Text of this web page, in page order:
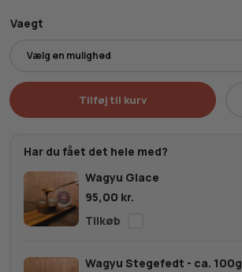
Vaegt
Har du fået det hele med?
Wagyu Glace
95,00 kr.
Wagyu Stegefedt - ca. 100g
Tilføj til kurv